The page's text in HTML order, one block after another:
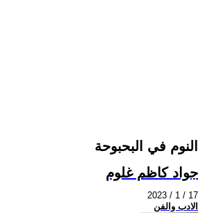
النوم في البحبوحة
جواد كاظم غلوم
2023 / 1 / 17
الادب والفن